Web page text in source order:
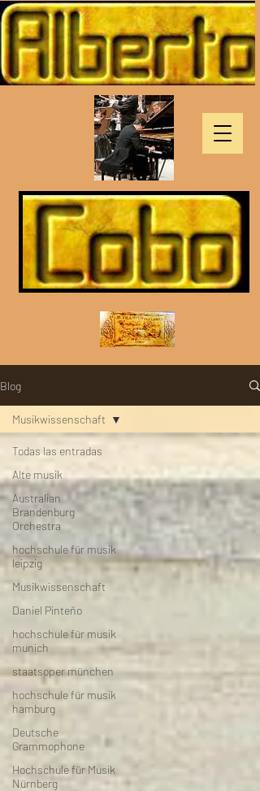
Blog
Todas las entradas
Alte musik
Australian
Brandenburg
Orchestra
hochschule für musik
leipzig
Musikwissenschaft
Daniel Pinteño
hochschule für musik
munich
staatsoper münchen
hochschule für musik
hamburg
Deutsche
Grammophone
Hochschule für Musik
Nürnberg
Musikwissenschaft